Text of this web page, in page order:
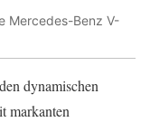
Mercedes-Benz V-
dynamischen
markanten